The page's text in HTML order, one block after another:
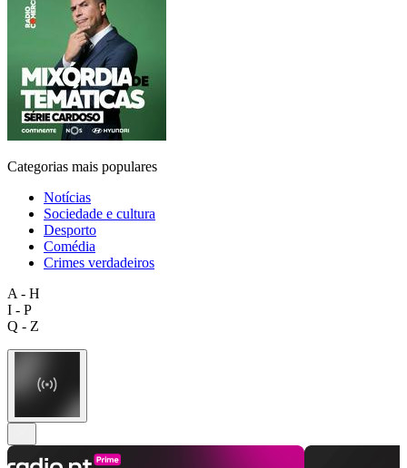
Categorias mais populares
Notícias
Sociedade e cultura
Desporto
Comédia
Crimes verdadeiros
A - H
I - P
Q - Z